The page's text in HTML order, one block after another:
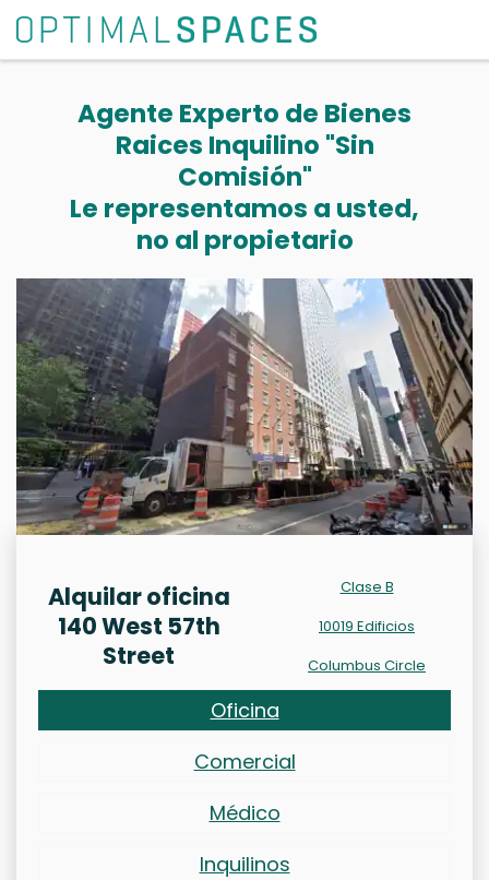
Agente Experto de Bienes
Raices Inquilino "Sin
Comisión"
Le representamos a usted,
no al propietario
Alquilar oficina
140 West 57th
Street
Clase B
10019 Edificios
Columbus Circle
Oficina
Comercial
Médico
Inquilinos